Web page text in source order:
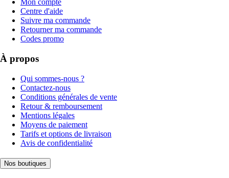
Mon compte
Centre d'aide
Suivre ma commande
Retourner ma commande
Codes promo
À propos
Qui sommes-nous ?
Contactez-nous
Conditions générales de vente
Retour & remboursement
Mentions légales
Moyens de paiement
Tarifs et options de livraison
Avis de confidentialité
Nos boutiques